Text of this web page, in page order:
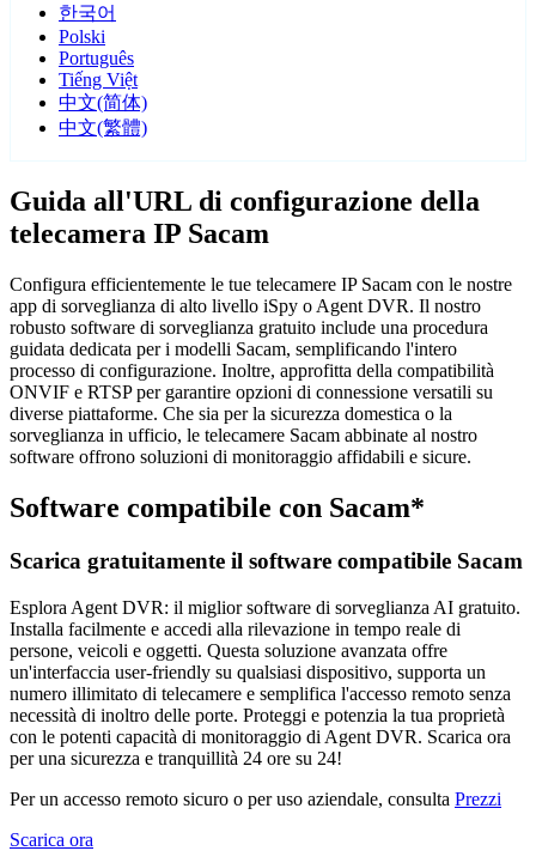
한국어
Polski
Português
Tiếng Việt
中文(简体)
中文(繁體)
Guida all'URL di configurazione della
telecamera IP Sacam
Configura efficientemente le tue telecamere IP Sacam con le nostre
app di sorveglianza di alto livello iSpy o Agent DVR. Il nostro
robusto software di sorveglianza gratuito include una procedura
guidata dedicata per i modelli Sacam, semplificando l'intero
processo di configurazione. Inoltre, approfitta della compatibilità
ONVIF e RTSP per garantire opzioni di connessione versatili su
diverse piattaforme. Che sia per la sicurezza domestica o la
sorveglianza in ufficio, le telecamere Sacam abbinate al nostro
software offrono soluzioni di monitoraggio affidabili e sicure.
Software compatibile con Sacam*
Scarica gratuitamente il software compatibile Sacam
Esplora Agent DVR: il miglior software di sorveglianza AI gratuito.
Installa facilmente e accedi alla rilevazione in tempo reale di
persone, veicoli e oggetti. Questa soluzione avanzata offre
un'interfaccia user-friendly su qualsiasi dispositivo, supporta un
numero illimitato di telecamere e semplifica l'accesso remoto senza
necessità di inoltro delle porte. Proteggi e potenzia la tua proprietà
con le potenti capacità di monitoraggio di Agent DVR. Scarica ora
per una sicurezza e tranquillità 24 ore su 24!
Per un accesso remoto sicuro o per uso aziendale, consulta Prezzi
Scarica ora